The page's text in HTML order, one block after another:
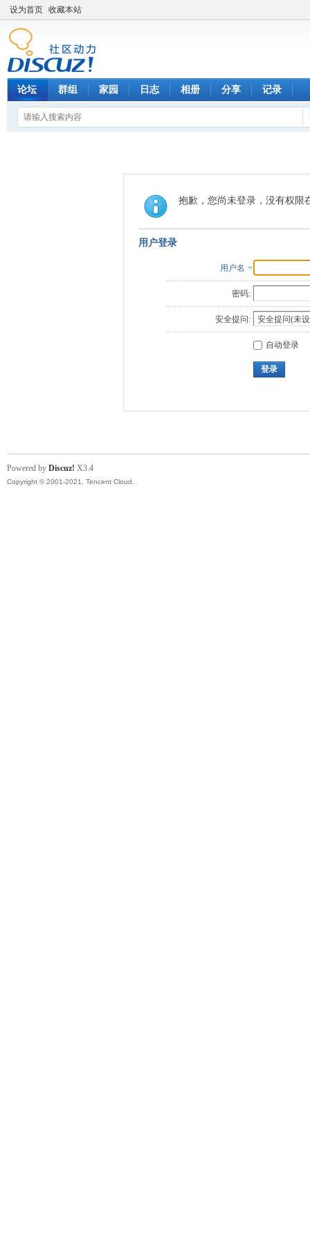
设为首页 收藏本站
论坛 群组 家园 日志 相册 分享 记录
抱歉，您尚未登录，没有权限
用户登录
用户名
密码:
安全提问:
自动登录
登录
Powered by Discuz! X3.4
Copyright © 2001-2021, Tencent Cloud.